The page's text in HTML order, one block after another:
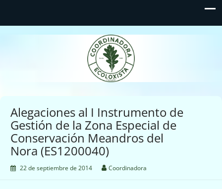
Coordinadora Ecoloxista
d'Asturies
Alegaciones al I Instrumento de
Gestión de la Zona Especial de
Conservación Meandros del
Nora (ES1200040)
22 de septiembre de 2014 Coordinadora